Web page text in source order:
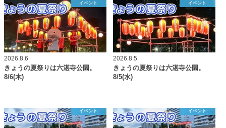
イベント
2026.8.6
きょうの夏祭りは六湛寺公園。
8/6(木)
イベント
2026.8.5
きょうの夏祭りは六湛寺公園。
8/5(水)
イベント イベント